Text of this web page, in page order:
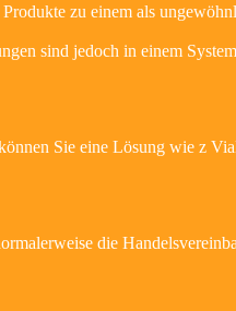
zu einem als
sind jedoch in einem
Sie eine Lösung wie z
die